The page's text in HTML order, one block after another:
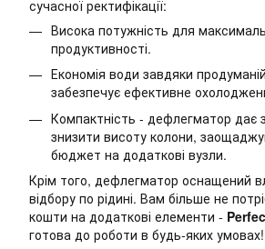
сучасної ректифікації:
Висока потужність для
продуктивності.
Економія води завдяки
забезпечує ефективне
Компактність - дефлегматор дає
знизити висоту колони,
бюджет на додаткові вузли.
Крім того, дефлегматор оснащений
відбору по рідині. Вам більше не
кошти на додаткові елементи -
готова до роботи в будь-яких умовах!